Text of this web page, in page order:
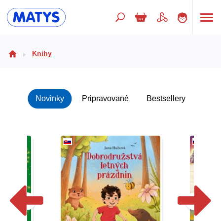
Doplnkový sortiment
Poézia
Populárno - náučné pre deti
Predškoláci
Výchova a pedagogika
Knihy
Novinky Pripravované Bestsellery